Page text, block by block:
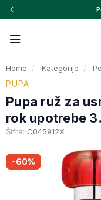
Home Kategorije
PUPA
Pupa ruž za
rok upotrebe
Šifra: C045912X
-60%